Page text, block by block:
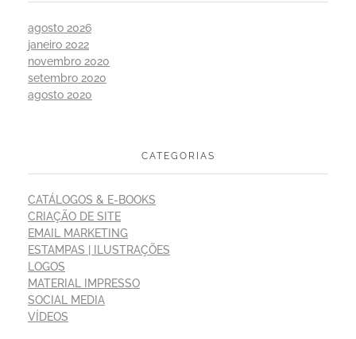
agosto 2026
janeiro 2022
novembro 2020
setembro 2020
agosto 2020
CATEGORIAS
CATÁLOGOS & E-BOOKS
CRIAÇÃO DE SITE
EMAIL MARKETING
ESTAMPAS | ILUSTRAÇÕES
LOGOS
MATERIAL IMPRESSO
SOCIAL MEDIA
VÍDEOS